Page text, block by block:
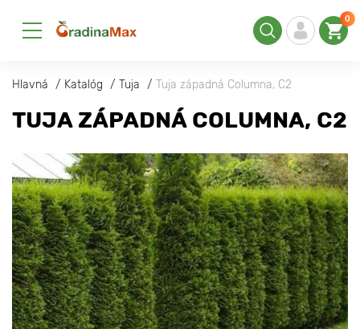
0
Hlavná Katalóg Tuja Tuja západná Columna, C2
TUJA ZÁPADNÁ COLUMNA, C2